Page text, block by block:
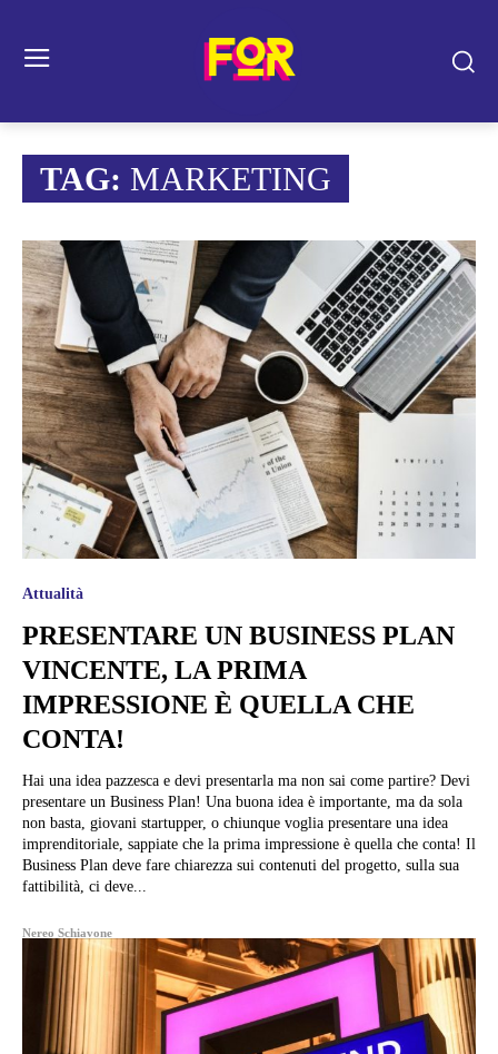
TAG: MARKETING
Attualità
PRESENTARE UN BUSINESS PLAN
VINCENTE, LA PRIMA
IMPRESSIONE È QUELLA CHE
CONTA!
Hai una idea pazzesca e devi presentarla ma non sai come partire? Devi
presentare un Business Plan! Una buona idea è importante, ma da sola
non basta, giovani startupper, o chiunque voglia presentare una idea
imprenditoriale, sappiate che la prima impressione è quella che conta! Il
Business Plan deve fare chiarezza sui contenuti del progetto, sulla sua
fattibilità, ci deve...
Nereo Schiavone